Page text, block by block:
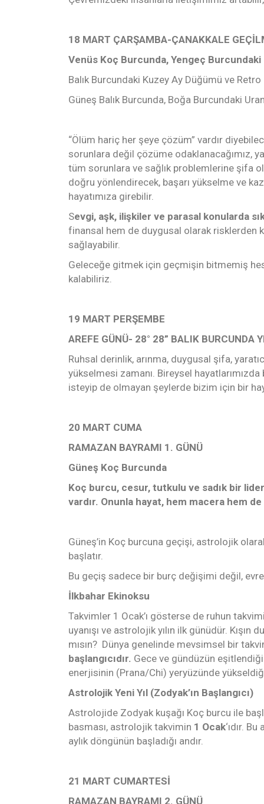
18 MART ÇARŞAMBA-ÇANAKKALE
Venüs Koç Burcunda, Yengeç
Balık Burcundaki Kuzey Ay Düğümü ve
Güneş Balık Burcunda, Boğa Burcundaki
“Ölüm hariç her şeye çözüm” vardır
sorunlara değil çözüme odaklanacağımız,
tüm sorunlara ve sağlık problemlerine şifa
doğru yönlendirecek, başarı yükselme ve
hayatımıza girebilir.
Sevgi, aşk, ilişkiler ve parasal konularda
finansal hem de duygusal olarak risklerden
sağlayabilir.
Geleceğe gitmek için geçmişin bitmemiş
kalabiliriz.
19 MART PERŞEMBE
AREFE GÜNÜ- 28° 28” BALIK BURCUNDA
Ruhsal derinlik, arınma, duygusal şifa,
yükselmesi zamanı. Bireysel
isteyip de olmayan şeylerde bizim için bir
20 MART CUMA
RAMAZAN BAYRAMI 1. GÜNÜ
Güneş Koç Burcunda
Koç burcu, cesur, tutkulu ve sadık bir
vardır. Onunla hayat, hem macera hem
Güneş’in Koç burcuna geçişi, astrolojik
başlatır.
Bu geçiş sadece bir burç değişimi değil,
İlkbahar Ekinoksu
Takvimler 1 Ocak’ı gösterse de ruhun
uyanışı ve astrolojik yılın ilk günüdür. Kışın
mısın? Dünya genelinde mevsimsel bir
başlangıcıdır. Gece ve gündüzün eşitlendiği
enerjisinin (Prana/Chi) yeryüzünde
Astrolojik Yeni Yıl (Zodyak’ın Başlangıcı)
Astrolojide Zodyak kuşağı Koç burcu ile
basması, astrolojik takvimin 1 Ocak‘ıdır.
aylık döngünün başladığı andır.
21 MART CUMARTESİ
RAMAZAN BAYRAMI 2. GÜNÜ